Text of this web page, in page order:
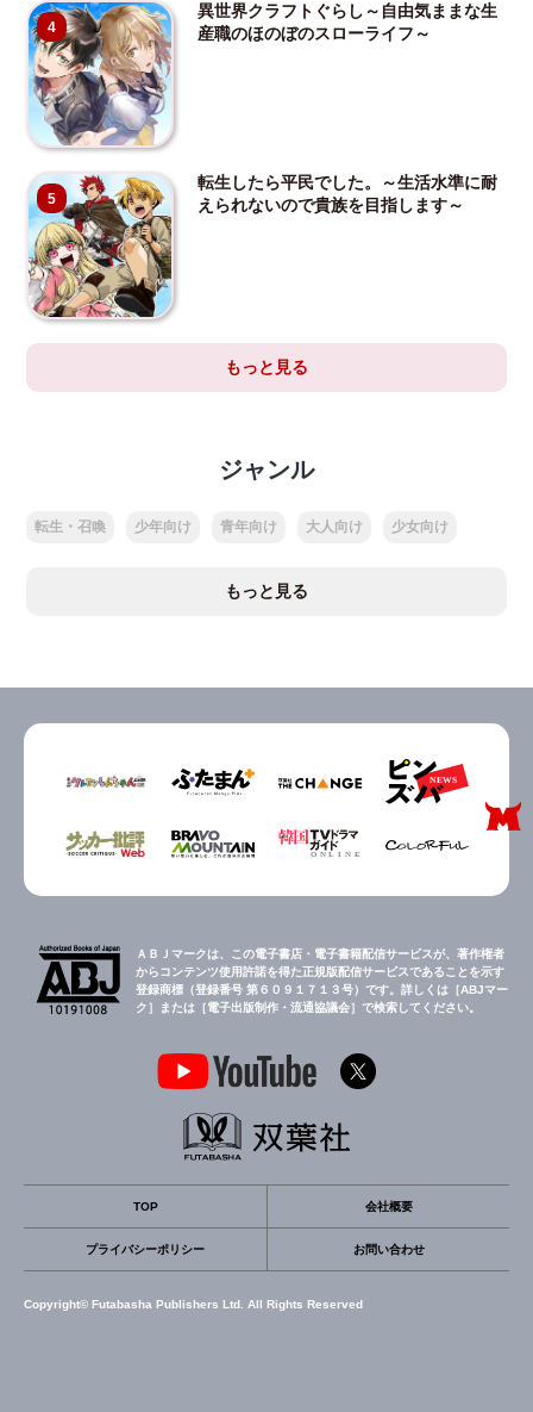
4
異世界クラフトぐらし～自由気ままな生
産職のほのぼのスローライフ～
5
転生したら平民でした。～生活水準に耐
えられないので貴族を目指します～
もっと見る
ジャンル
転生・召喚 少年向け 青年向け 大人向け 少女向け
もっと見る
ＡＢＪマークは、この電子書店・電子書籍配信サービスが、著作権者
からコンテンツ使用許諾を得た正規版配信サービスであることを示す
登録商標（登録番号 第６０９１７１３号）です。詳しくは［ABJマー
ク］または［電子出版制作・流通協議会］で検索してください。
TOP 会社概要
プライバシーポリシー お問い合わせ
Copyright© Futabasha Publishers Ltd. All Rights Reserved